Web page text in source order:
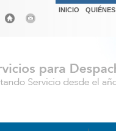
INICIO